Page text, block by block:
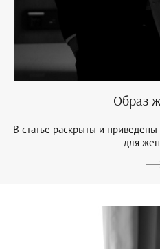
Образ
В статье раскрыты и
для